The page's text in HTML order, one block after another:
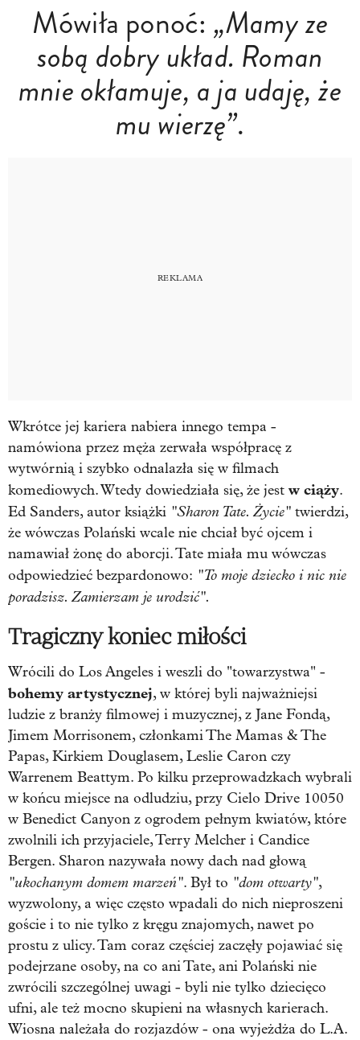
Mówiła ponoć: „Mamy ze
sobą dobry układ. Roman
mnie okłamuje, a ja udaję, że
mu wierzę”.
Wkrótce jej kariera nabiera innego tempa -
namówiona przez męża zerwała współpracę z
wytwórnią i szybko odnalazła się w filmach
komediowych. Wtedy dowiedziała się, że jest w ciąży.
Ed Sanders, autor książki "Sharon Tate. Życie" twierdzi,
że wówczas Polański wcale nie chciał być ojcem i
namawiał żonę do aborcji. Tate miała mu wówczas
odpowiedzieć bezpardonowo: "To moje dziecko i nic nie
poradzisz. Zamierzam je urodzić".
Tragiczny koniec miłości
Wrócili do Los Angeles i weszli do "towarzystwa" -
bohemy artystycznej, w której byli najważniejsi
ludzie z branży filmowej i muzycznej, z Jane Fondą,
Jimem Morrisonem, członkami The Mamas & The
Papas, Kirkiem Douglasem, Leslie Caron czy
Warrenem Beattym. Po kilku przeprowadzkach wybrali
w końcu miejsce na odludziu, przy Cielo Drive 10050
w Benedict Canyon z ogrodem pełnym kwiatów, które
zwolnili ich przyjaciele, Terry Melcher i Candice
Bergen. Sharon nazywała nowy dach nad głową
"ukochanym domem marzeń". Był to "dom otwarty",
wyzwolony, a więc często wpadali do nich nieproszeni
goście i to nie tylko z kręgu znajomych, nawet po
prostu z ulicy. Tam coraz częściej zaczęły pojawiać się
podejrzane osoby, na co ani Tate, ani Polański nie
zwrócili szczególnej uwagi - byli nie tylko dziecięco
ufni, ale też mocno skupieni na własnych karierach.
Wiosna należała do rozjazdów - ona wyjeżdża do L.A.